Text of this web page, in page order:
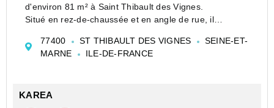
d'environ 81 m² à Saint Thibault des Vignes.
Situé en rez-de-chaussée et en angle de rue, il
visibilité.
Emplacement recherché à prox...
77400 ST THIBAULT DES VIGNES
SEINE-ET-
MARNE
ILE-DE-FRANCE
KAREA